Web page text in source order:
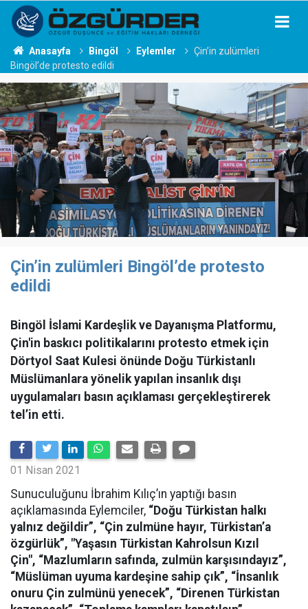
Anasayfa Bingöl Eylemler
Çin’in zulümleri
Bingöl’de protesto edildi
Çin’in zulümleri Bingöl’de protesto
edildi
Bingöl İslami Kardeşlik ve Dayanışma Platformu,
Çin'in baskıcı politikalarını protesto etmek için
Dörtyol Saat Kulesi önünde Doğu Türkistanlı
Müslümanlara yönelik yapılan insanlık dışı
uygulamaları basın açıklaması gerçekleştirerek
tel’in etti.
01 Nisan 2021
Sunuculuğunu İbrahim Kılıç’ın yaptığı basın
açıklamasında Eylemciler, “Doğu Türkistan halkı
yalnız değildir”, “Çin zulmüne hayır, Türkistan’a
özgürlük”, "Yaşasın Türkistan Kahrolsun Kızıl
Çin", “Mazlumların safında, zulmün karşısındayız”,
“Müslüman uyuma kardeşine sahip çık”, “İnsanlık
onuru Çin zulmünü yenecek”, “Direnen Türkistan